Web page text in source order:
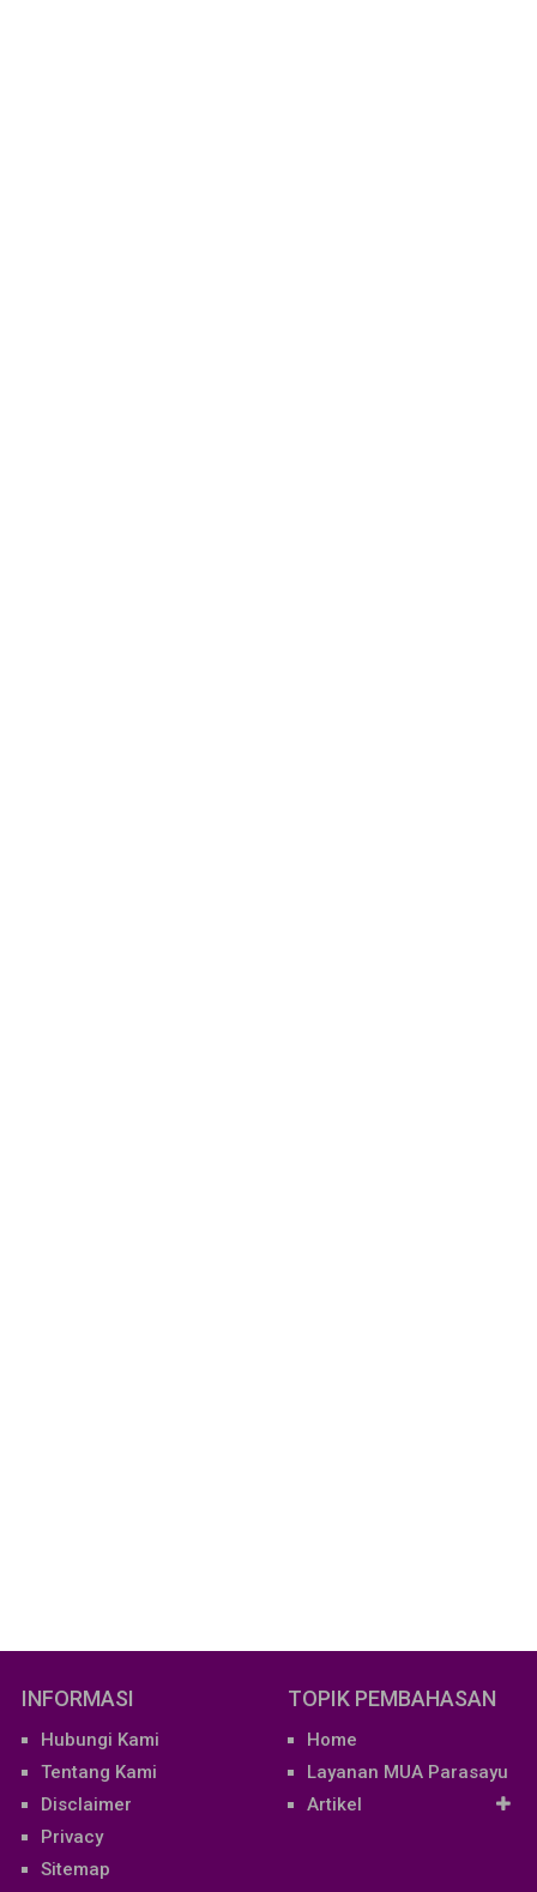
INFORMASI
Hubungi Kami
Tentang Kami
Disclaimer
Privacy
Sitemap
TOPIK PEMBAHASAN
Home
Layanan MUA Parasayu
Artikel